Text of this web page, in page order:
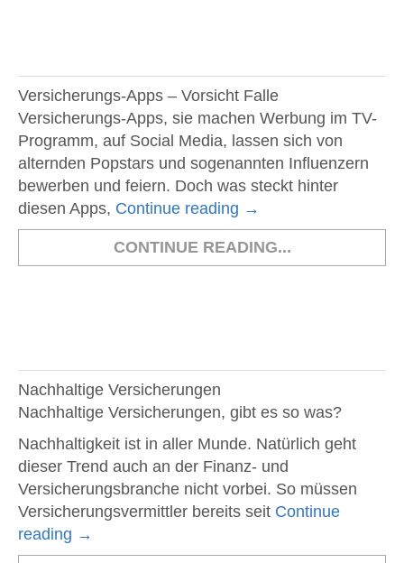
Versicherungs-Apps – Vorsicht Falle
Versicherungs-Apps, sie machen Werbung im TV-
Programm, auf Social Media, lassen sich von
alternden Popstars und sogenannten Influenzern
bewerben und feiern. Doch was steckt hinter
diesen Apps, Continue reading →
CONTINUE READING...
Nachhaltige Versicherungen
Nachhaltige Versicherungen, gibt es so was?
Nachhaltigkeit ist in aller Munde. Natürlich geht
dieser Trend auch an der Finanz- und
Versicherungsbranche nicht vorbei. So müssen
Versicherungsvermittler bereits seit Continue
reading →